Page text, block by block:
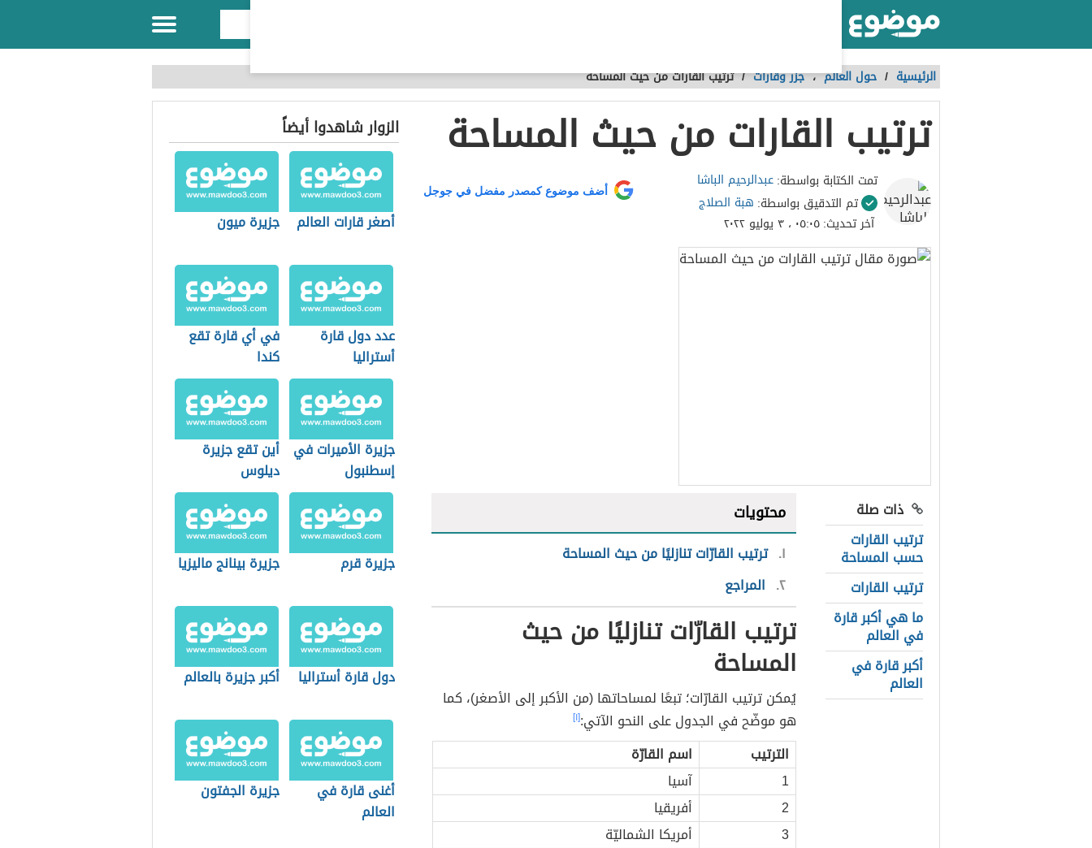
الرئيسية / حول العالم،جزر وقارات /ترتيب القارات من حيث المساحة
ترتيب القارات من حيث المساحة
تمت الكتابة بواسطة:عبدالرحيم الباشا
تم التدقيق بواسطة: هبة الصلاج
آخر تحديث:٠٥:٠٥ ، ٣ يوليو ٢٠٢٢
أضف موضوع كمصدر مفضل في جوجل
ذات صلة
ترتيب القارات
حسب المساحة
ترتيب القارات
ما هي أكبر قارة
في العالم
أكبر قارة في
العالم
محتويات
١ ترتيب القارّات تنازليًا من حيث المساحة
٢ المراجع
ترتيب القارّات تنازليًا من حيث
المساحة
يُمكن ترتيب القارّات؛ تبعًا لمساحاتها (من الأكبر إلى الأصغر)، كما
هو موضّح في الجدول على النحو الآتي:[١]
الترتيب
اسم القارّة
1
آسيا
2
أفريقيا
3
أمريكا الشماليّة
الزوار شاهدوا أيضاً
أصغر قارات العالم جزيرة ميون
عدد دول قارة
أستراليا
في أي قارة تقع
كندا
جزيرة الأميرات في
إسطنبول
أين تقع جزيرة
ديلوس
جزيرة قرم جزيرة بينانج ماليزيا
دول قارة أستراليا أكبر جزيرة بالعالم
أغنى قارة في
العالم
جزيرة الجفتون